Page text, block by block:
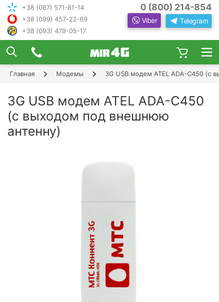
+38 (067) 571-81-14
+38 (099) 457-22-69
+38 (093) 479-05-17
0 (800) 214-854
Viber Telegram
Главная Модемы 3G USB модем ATEL ADA-С450 (с
3G USB модем ATEL ADA-С450
(с выходом под внешнюю
антенну)
ПОДОБРАТЬ ИНТЕРНЕТ С ИН
ЖЕНЕРОМ-
КОНСУЛЬТАНТОМ
Чтобы выбрать лучшего оператора и
оборудование, ответьте, пожалуйста, на
следую
щие вопросы:
В каком населенном пункте Вы хотите
пользоваться Интернетом?
×
Шаг 1